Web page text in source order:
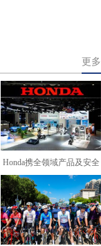
更多
Honda携全领域产品及安全